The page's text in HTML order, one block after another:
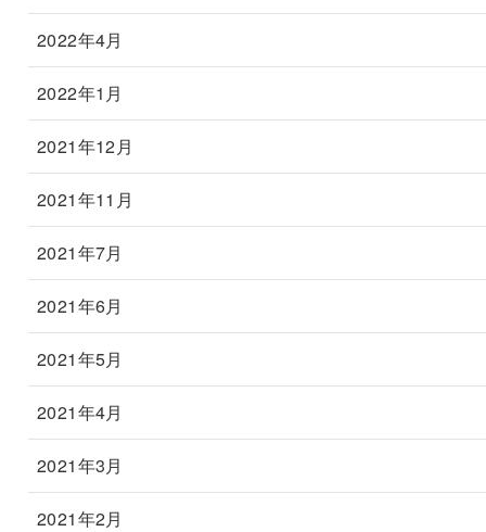
2022年4月
2022年1月
2021年12月
2021年11月
2021年7月
2021年6月
2021年5月
2021年4月
2021年3月
2021年2月